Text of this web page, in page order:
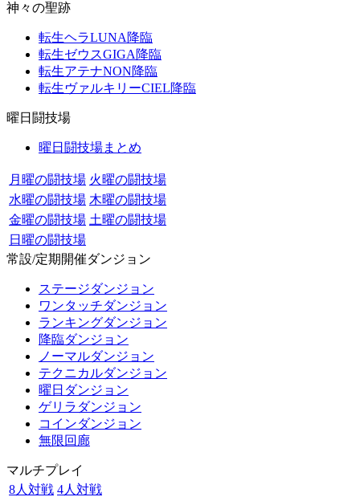
神々の聖跡
転生ヘラLUNA降臨
転生ゼウスGIGA降臨
転生アテナNON降臨
転生ヴァルキリーCIEL降臨
曜日闘技場
曜日闘技場まとめ
月曜の闘技場 火曜の闘技場
水曜の闘技場 木曜の闘技場
金曜の闘技場 土曜の闘技場
日曜の闘技場
常設/定期開催ダンジョン
ステージダンジョン
ワンタッチダンジョン
ランキングダンジョン
降臨ダンジョン
ノーマルダンジョン
テクニカルダンジョン
曜日ダンジョン
ゲリラダンジョン
コインダンジョン
無限回廊
マルチプレイ
8人対戦 4人対戦